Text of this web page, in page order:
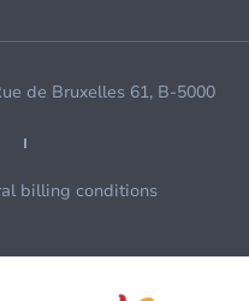
de Bruxelles 61, B-5000
billing conditions